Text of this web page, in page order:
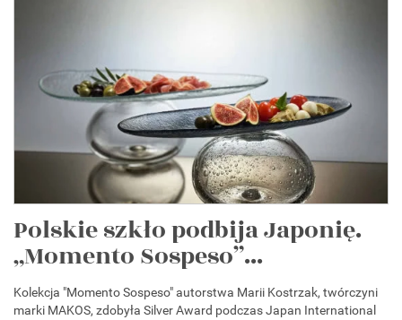
Polskie szkło podbija Japonię.
„Momento Sospeso”...
Kolekcja "Momento Sospeso" autorstwa Marii Kostrzak, twórczyni
marki MAKOS, zdobyła Silver Award podczas Japan International